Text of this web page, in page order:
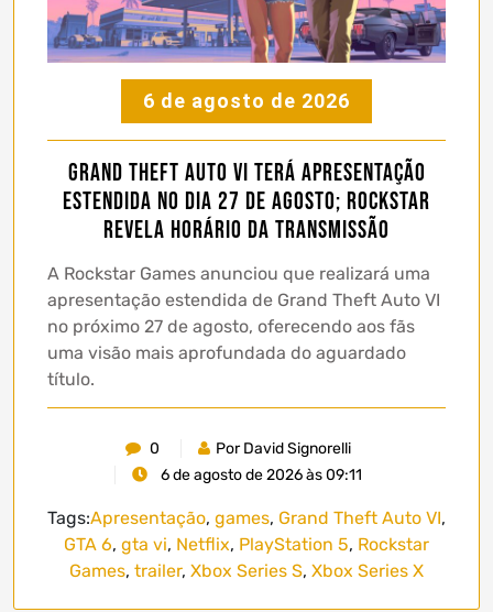
6 de agosto de 2026
Grand Theft Auto VI terá apresentação
estendida no dia 27 de agosto; Rockstar
revela horário da transmissão
A Rockstar Games anunciou que realizará uma
apresentação estendida de Grand Theft Auto VI
no próximo 27 de agosto, oferecendo aos fãs
uma visão mais aprofundada do aguardado
título.
0
Por David Signorelli
6 de agosto de 2026 às 09:11
Tags:Apresentação, games, Grand Theft Auto VI,
GTA 6, gta vi, Netflix, PlayStation 5, Rockstar
Games, trailer, Xbox Series S, Xbox Series X